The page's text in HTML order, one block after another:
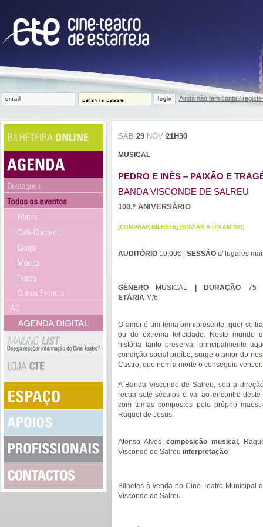
login Ainda não tem conta?
SÁB 29 NOV 21H30
MUSICAL
PEDRO E INÊS – PAIXÃO E
BANDA VISCONDE DE SALREU
100.º ANIVERSÁRIO
[COMPRAR BILHETE] [ENVIAR A UM AMIGO]
AUDITÓRIO 10,00€ | SESSÃO c/ lugares
GÉNERO MUSICAL | DURAÇÃO 75
ETÁRIA M/6
O amor é um tema omnipresente, quer se
ou de extrema felicidade. Neste mundo
história tanto preserva, principalmente
condição social proíbe, surge o amor do
Castro, que nem a morte o conseguiu vencer.
A Banda Visconde de Salreu, sob a
recua sete séculos e vai ao encontro
com temas compostos pelo próprio
Raquel de Jesus.
Afonso Alves composição musical ,
Visconde de Salreu interpretação
Bilhetes à venda no Cine-Teatro Municipal
Visconde de Salreu